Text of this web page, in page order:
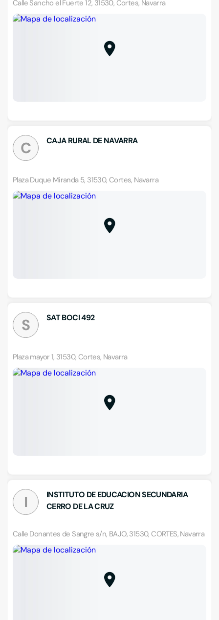
Calle Sancho el Fuerte 12, 31530, Cortes, Navarra
C CAJA RURAL DE NAVARRA
Plaza Duque Miranda 5, 31530, Cortes, Navarra
S SAT BOCI 492
Plaza mayor 1, 31530, Cortes, Navarra
I
INSTITUTO DE EDUCACION SECUNDARIA
CERRO DE LA CRUZ
Calle Donantes de Sangre s/n, BAJO, 31530, CORTES, Navarra